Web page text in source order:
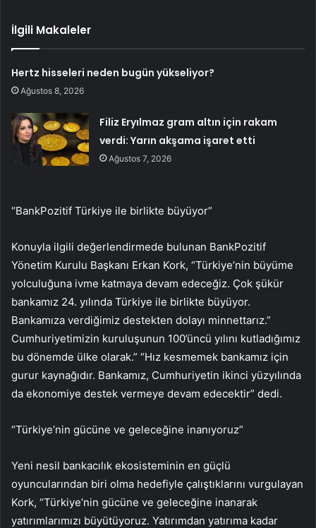
İlgili Makaleler
Hertz hisseleri neden bugün yükseliyor?
Ağustos 8, 2026
Filiz Eryılmaz gram altın için rakam
verdi: Yarın akşama işaret etti
Ağustos 7, 2026
“BankPozitif Türkiye ile birlikte büyüyor”
Konuyla ilgili değerlendirmede bulunan BankPozitif
Yönetim Kurulu Başkanı Erkan Kork, “Türkiye’nin büyüme
yolculuğuna ivme katmaya devam edeceğiz. Çok şükür
bankamız 24. yılında Türkiye ile birlikte büyüyor.
Bankamıza verdiğimiz destekten dolayı minnettarız.”
Cumhuriyetimizin kuruluşunun 100’üncü yılını kutladığımız
bu dönemde ülke olarak.” “Hız kesmemek bankamız için
gurur kaynağıdır. Bankamız, Cumhuriyetin ikinci yüzyılında
da ekonomiye destek vermeye devam edecektir” dedi.
“Türkiye’nin gücüne ve geleceğine inanıyoruz”
Yeni nesil bankacılık ekosisteminin en güçlü
oyuncularından biri olma hedefiyle çalıştıklarını vurgulayan
Kork, “Türkiye’nin gücüne ve geleceğine inanarak
yatırımlarımızı büyütüyoruz. Yatırımdan yatırıma kadar